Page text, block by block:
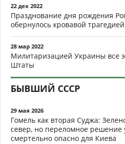
22 дек 2022
Празднование дня рождения
обернулось кровавой трагедией
28 мар 2022
Милитаризацией Украины все
Штаты
БЫВШИЙ СССР
29 мая 2026
Гомель как вторая Суджа:
север, но переломное решение
смертельно опасно для Киева